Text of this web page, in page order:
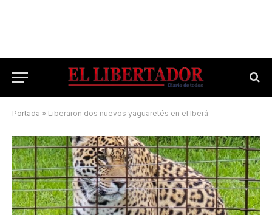
Portada » Liberaron dos nuevos yaguaretés en el Iberá